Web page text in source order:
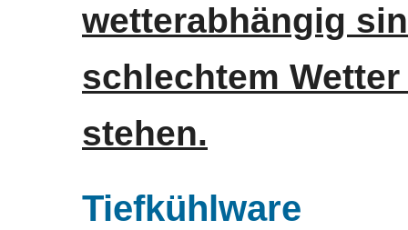
wetterabhängig
schlechtem
stehen.
Tiefkühlware